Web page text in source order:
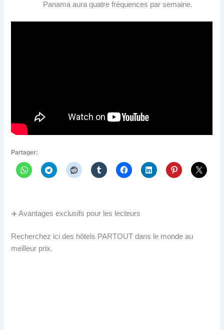
Panama aura quatre fréquences par semaine.
Partager:
✈️ Avantages exclusifs pour les lecteurs
Recherchez ici des hôtels PARTOUT dans le monde au
meilleur prix.